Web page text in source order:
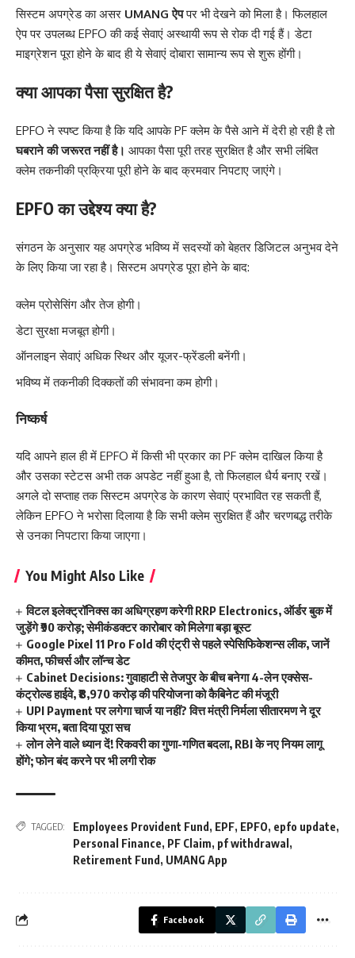
सिस्टम अपग्रेड का असर UMANG ऐपपर भी देखने को मिला है। फिलहाल
ऐप पर उपलब्ध EPFO की कई सेवाएं अस्थायी रूप से रोक दी गई हैं। डेटा
माइग्रेशन पूरा होने के बाद ही ये सेवाएं दोबारा सामान्य रूप से शुरू होंगी।
क्या आपका पैसा सुरक्षित है?
EPFO ने स्पष्ट किया है कि यदि आपके PF क्लेम के पैसे आने में देरी हो रही है तो
घबराने की जरूरत नहीं है। आपका पैसा पूरी तरह सुरक्षित है और सभी लंबित
क्लेम तकनीकी प्रक्रिया पूरी होने के बाद क्रमवार निपटाए जाएंगे।
EPFO का उद्देश्य क्या है?
संगठन के अनुसार यह अपग्रेड भविष्य में सदस्यों को बेहतर डिजिटल अनुभव देने
के लिए किया जा रहा है। सिस्टम अपग्रेड पूरा होने के बाद:
क्लेम प्रोसेसिंग और तेज होगी।
डेटा सुरक्षा मजबूत होगी।
ऑनलाइन सेवाएं अधिक स्थिर और यूजर-फ्रेंडली बनेंगी।
भविष्य में तकनीकी दिक्कतों की संभावना कम होगी।
निष्कर्ष
यदि आपने हाल ही में EPFO में किसी भी प्रकार का PF क्लेम दाखिल किया है
और उसका स्टेटस अभी तक अपडेट नहीं हुआ है, तो फिलहाल धैर्य बनाए रखें।
अगले दो सप्ताह तक सिस्टम अपग्रेड के कारण सेवाएं प्रभावित रह सकती हैं,
लेकिन EPFO ने भरोसा दिलाया है कि सभी क्लेम सुरक्षित हैं और चरणबद्ध तरीके
से उनका निपटारा किया जाएगा।
You Might Also Like
विटल इलेक्ट्रॉनिक्स का अधिग्रहण करेगी RRP Electronics, ऑर्डर बुक में
जुड़ेंगे ₹90 करोड़; सेमीकंडक्टर कारोबार को मिलेगा बड़ा बूस्ट
Google Pixel 11 Pro Fold की एंट्री से पहले स्पेसिफिकेशन्स लीक, जानें
कीमत, फीचर्स और लॉन्च डेट
Cabinet Decisions: गुवाहाटी से तेजपुर के बीच बनेगा 4-लेन एक्सेस-
कंट्रोल्ड हाईवे, ₹8,970 करोड़ की परियोजना को कैबिनेट की मंजूरी
UPI Payment पर लगेगा चार्ज या नहीं? वित्त मंत्री निर्मला सीतारमण ने दूर
किया भ्रम, बता दिया पूरा सच
लोन लेने वाले ध्यान दें! रिकवरी का गुणा-गणित बदला, RBI के नए नियम लागू
होंगे; फोन बंद करने पर भी लगी रोक
TAGGED: Employees Provident Fund , EPF, EPFO, epfo update,
Personal Finance, PF Claim, pf withdrawal ,
Retirement Fund , UMANG App
Facebook